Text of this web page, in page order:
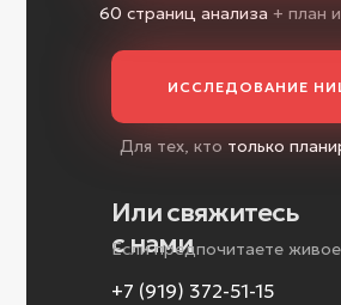
Или свяжитесь
с нами
60 страниц анализа + план
Для тех, кто только
+7 (919) 372-51-15
Если предпочитаете
ИССЛЕДОВАНИЕ